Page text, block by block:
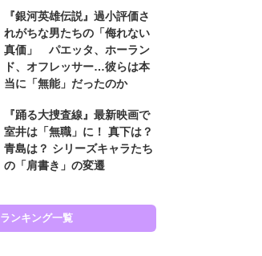
『銀河英雄伝説』過小評価さ
れがちな男たちの「侮れない
真価」 パエッタ、ホーラン
ド、オフレッサー…彼らは本
当に「無能」だったのか
『踊る大捜査線』最新映画で
室井は「無職」に！ 真下は？
青島は？ シリーズキャラたち
の「肩書き」の変遷
ランキング一覧